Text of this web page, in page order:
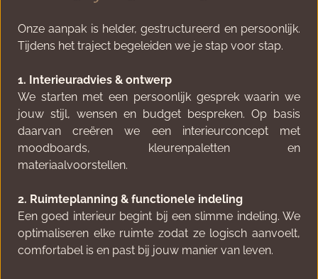
Onze aanpak is helder, gestructureerd en persoonlijk.
Tijdens het traject begeleiden we je stap voor stap.
1. Interieuradvies & ontwerp
We starten met een persoonlijk gesprek waarin we
jouw stijl, wensen en budget bespreken. Op basis
daarvan creëren we een interieurconcept met
moodboards, kleurenpaletten en
materiaalvoorstellen.
2. Ruimteplanning & functionele indeling
Een goed interieur begint bij een slimme indeling. We
optimaliseren elke ruimte zodat ze logisch aanvoelt,
comfortabel is en past bij jouw manier van leven.